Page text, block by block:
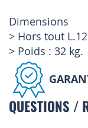
Dimensions
> Hors tout
> Poids : 32 kg.
QUESTIONS /